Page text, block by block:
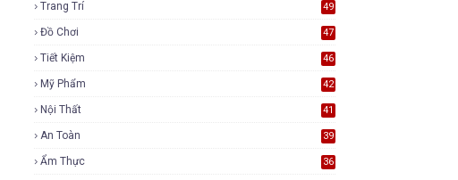
Trang Trí 49
Đồ Chơi 47
Tiết Kiệm 46
Mỹ Phẩm 42
Nội Thất 41
An Toàn 39
Ẩm Thực 36